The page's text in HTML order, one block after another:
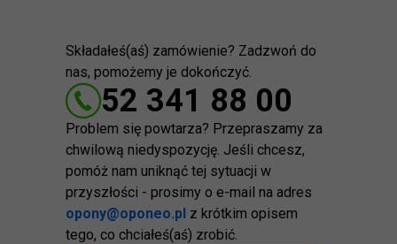
Składałeś(aś) zamówienie? Zadzwoń do
nas, pomożemy je dokończyć.
52 341 88 00
Problem się powtarza? Przepraszamy za
chwilową niedyspozycję. Jeśli chcesz,
pomóż nam uniknąć tej sytuacji w
przyszłości - prosimy o e-mail na adres
opony@oponeo.pl z krótkim opisem
tego, co chciałeś(aś) zrobić.